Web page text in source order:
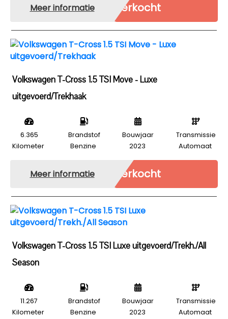
Meer informatie Verkocht
Volkswagen T-Cross 1.5 TSI Move - Luxe
uitgevoerd/Trekhaak
6.365
Kilometer
Brandstof
Benzine
Bouwjaar
2023
Transmissie
Automaat
Meer informatie Verkocht
Volkswagen T-Cross 1.5 TSI Luxe uitgevoerd/Trekh./All
Season
11.267
Kilometer
Brandstof
Benzine
Bouwjaar
2023
Transmissie
Automaat